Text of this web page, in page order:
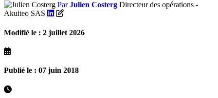
ParJulien Costerg Directeur des opérations -
Akuiteo SAS
Modifié le : 2 juillet 2026
Publié le : 07 juin 2018